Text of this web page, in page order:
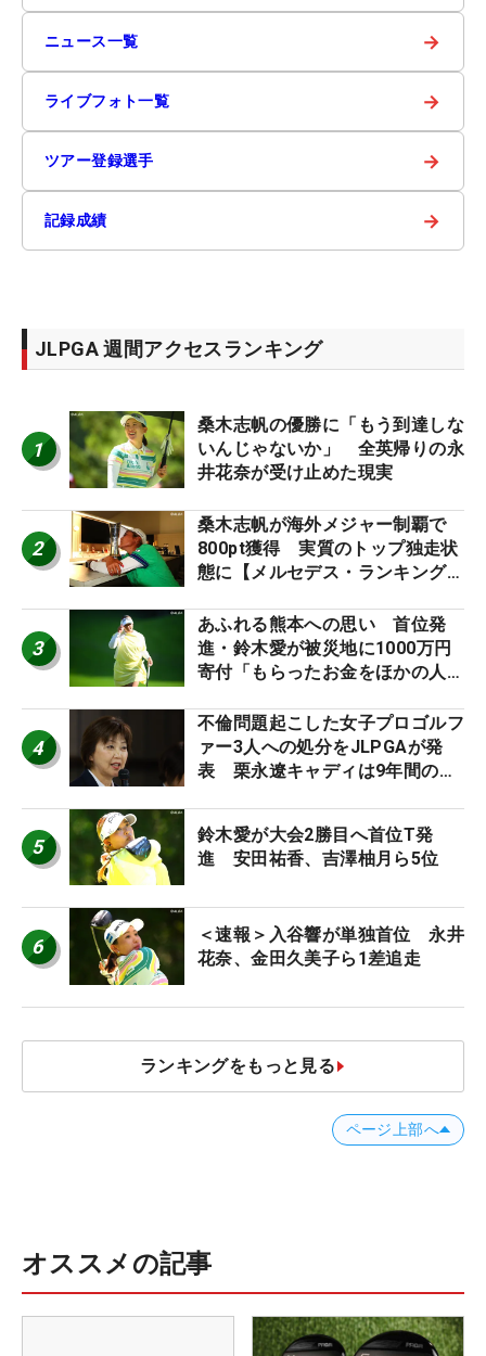
ニュース一覧 →
ライブフォト一覧 →
ツアー登録選手 →
記録成績 →
JLPGA 週間アクセスランキング
1
桑木志帆の優勝に「もう到達しな
いんじゃないか」 全英帰りの永
井花奈が受け止めた現実
2
桑木志帆が海外メジャー制覇で
800pt獲得 実質のトップ独走状
態に【メルセデス・ランキング番
3
あふれる熊本への思い 首位発
進・鈴木愛が被災地に1000万円
寄付「もらったお金をほかの人
4
不倫問題起こした女子プロゴルフ
ァー3人への処分をJLPGAが発
表 栗永遼キャディは9年間の立
5
鈴木愛が大会2勝目へ首位T発
進 安田祐香、吉澤柚月ら5位
6
＜速報＞入谷響が単独首位 永井
花奈、金田久美子ら1差追走
ランキングをもっと見る
ページ上部へ
オススメの記事